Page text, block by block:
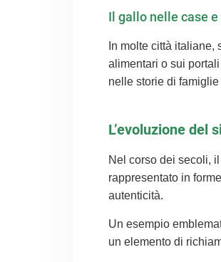
Il gallo nelle case
In molte città
alimentari o sui
nelle storie di
L’evoluzione del
Nel corso dei secoli,
rappresentato in
autenticità.
Un esempio
un elemento di